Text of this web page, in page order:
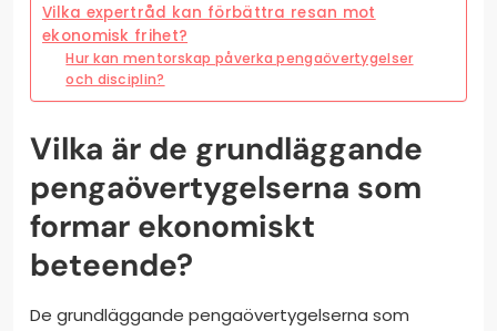
Vilka expertråd kan förbättra resan mot
ekonomisk frihet?
Hur kan mentorskap påverka pengaövertygelser
och disciplin?
Vilka är de grundläggande
pengaövertygelserna som
formar ekonomiskt
beteende?
De grundläggande pengaövertygelserna som